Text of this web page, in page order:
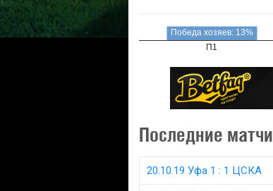
П1
Победа хозяев: 13%
Последние матчи
20.10.19 Уфа 1 : 1 ЦСКА